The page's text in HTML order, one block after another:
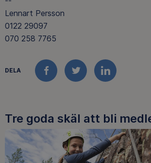
Lennart Persson
0122 29097
070 258 7765
DELA
FACEBOOKTWITTERLINKEDIN
Tre goda skäl att bli